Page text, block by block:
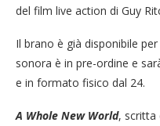
del film live action di Guy
Il brano è già disponibile
sonora è in pre-ordine e
e in formato fisico dal 24.
A Whole New World, scritta